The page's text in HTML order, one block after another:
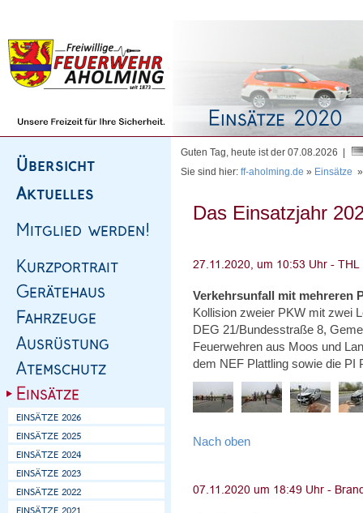
Guten Tag, heute ist der 07.08.2026 |
Sie sind hier: ff-aholming.de » Einsätze
Das Einsatzjahr
Verkehrsunfall mit mehreren
Kollision zweier PKW mit zwei
DEG 21/Bundesstraße 8,
Feuerwehren aus Moos und
dem NEF Plattling sowie die PI
Nach oben